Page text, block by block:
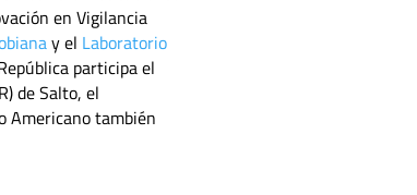
en Vigilancia
y el Laboratorio
participa el
de Salto, el
Americano también